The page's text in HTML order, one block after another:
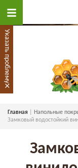
Главная Напольные
Замковый водостойкий
Указать проблему
×